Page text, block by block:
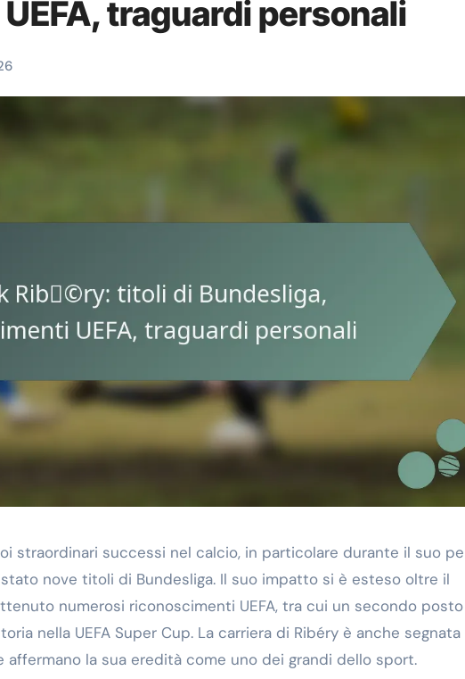
traguardi personali
straordinari successi nel calcio, in particolare durante il suo
nove titoli di Bundesliga. Il suo impatto si è esteso oltre il
numerosi riconoscimenti UEFA, tra cui un secondo
nella UEFA Super Cup. La carriera di Ribéry è anche segnata
la sua eredità come uno dei grandi dello sport.